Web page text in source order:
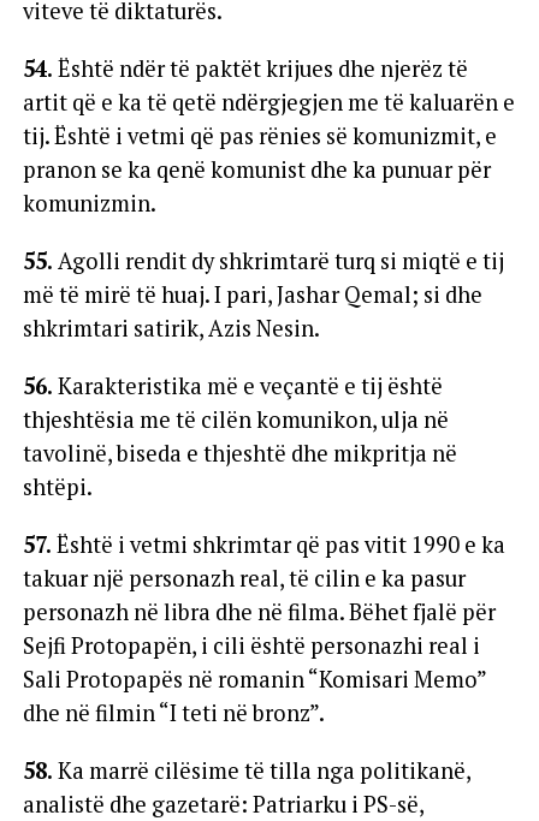
viteve të diktaturës.
54. Është ndër të paktët krijues dhe njerëz të
artit që e ka të qetë ndërgjegjen me të kaluarën e
tij. Është i vetmi që pas rënies së komunizmit, e
pranon se ka qenë komunist dhe ka punuar për
komunizmin.
55. Agolli rendit dy shkrimtarë turq si miqtë e tij
më të mirë të huaj. I pari, Jashar Qemal; si dhe
shkrimtari satirik, Azis Nesin.
56. Karakteristika më e veçantë e tij është
thjeshtësia me të cilën komunikon, ulja në
tavolinë, biseda e thjeshtë dhe mikpritja në
shtëpi.
57. Është i vetmi shkrimtar që pas vitit 1990 e ka
takuar një personazh real, të cilin e ka pasur
personazh në libra dhe në filma. Bëhet fjalë për
Sejfi Protopapën, i cili është personazhi real i
Sali Protopapës në romanin “Komisari Memo”
dhe në filmin “I teti në bronz”.
58. Ka marrë cilësime të tilla nga politikanë,
analistë dhe gazetarë: Patriarku i PS-së,